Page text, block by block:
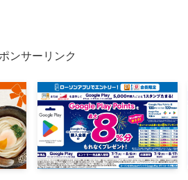
ンサーリンク